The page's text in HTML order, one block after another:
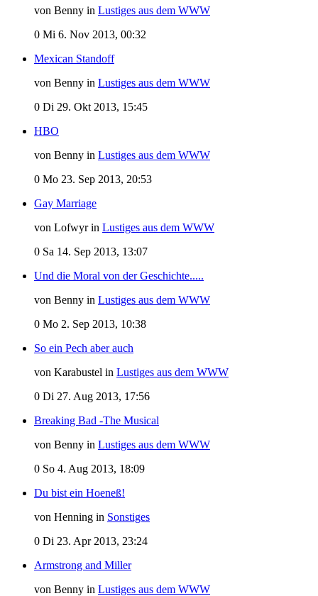
von Benny in Lustiges aus dem WWW
0 Mi 6. Nov 2013, 00:32
Mexican Standoff
von Benny in Lustiges aus dem WWW
0 Di 29. Okt 2013, 15:45
HBO
von Benny in Lustiges aus dem WWW
0 Mo 23. Sep 2013, 20:53
Gay Marriage
von Lofwyr in Lustiges aus dem WWW
0 Sa 14. Sep 2013, 13:07
Und die Moral von der Geschichte.....
von Benny in Lustiges aus dem WWW
0 Mo 2. Sep 2013, 10:38
So ein Pech aber auch
von Karabustel in Lustiges aus dem WWW
0 Di 27. Aug 2013, 17:56
Breaking Bad -The Musical
von Benny in Lustiges aus dem WWW
0 So 4. Aug 2013, 18:09
Du bist ein Hoeneß!
von Henning in Sonstiges
0 Di 23. Apr 2013, 23:24
Armstrong and Miller
von Benny in Lustiges aus dem WWW